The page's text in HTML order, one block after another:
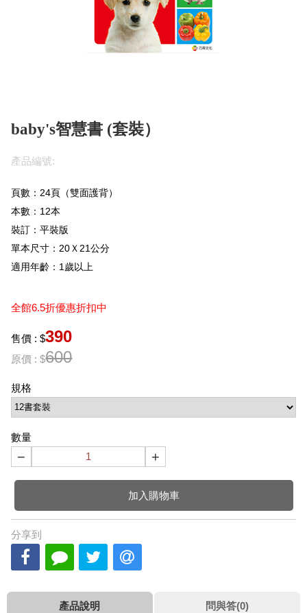
baby's智慧書 (套裝）
產品編號:
頁數：24頁（雙面護背）
本數：12本
裝訂：平裝版
單本尺寸：20Ｘ21公分
適用年齡：1歲以上
全館6.5折優惠折扣中
售價 : $390
原價 : $600
規格
數量
− +
加入購物車
分享到
產品說明 問與答(0)